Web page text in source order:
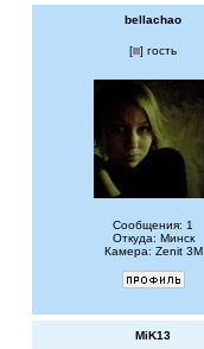
bellachao
[ ] гость
Сообщения: 1
Откуда: Минск
Камера: Zenit 3M
MiK13